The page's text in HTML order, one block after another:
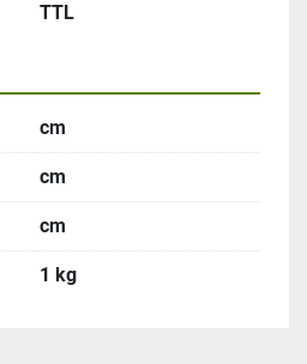
TTL
cm
cm
cm
1 kg